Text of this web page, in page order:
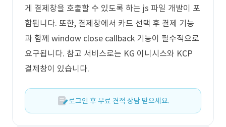
게 결제창을 호출할 수 있도록 하는 js 파일 개발이 포
함됩니다. 또한, 결제창에서 카드 선택 후 결제 기능
과 함께 window close callback 기능이 필수적으로
요구됩니다. 참고 서비스로는 KG 이니시스와 KCP
결제창이 있습니다.
로그인 후 무료 견적 상담 받으세요.